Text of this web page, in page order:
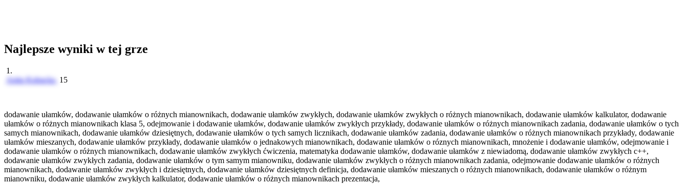
Najlepsze wyniki w tej grze
1.
Anita Kubacka 15
dodawanie ułamków, dodawanie ułamków o różnych mianownikach, dodawanie ułamków zwykłych, dodawanie ułamków zwykłych o różnych mianownikach, dodawanie ułamków kalkulator, dodawanie
ułamków o różnych mianownikach klasa 5, odejmowanie i dodawanie ułamków, dodawanie ułamków zwykłych przykłady, dodawanie ułamków o różnych mianownikach zadania, dodawanie ułamków o tych
samych mianownikach, dodawanie ułamków dziesiętnych, dodawanie ułamków o tych samych licznikach, dodawanie ułamków zadania, dodawanie ułamków o różnych mianownikach przykłady, dodawanie
ułamków mieszanych, dodawanie ułamków przykłady, dodawanie ułamków o jednakowych mianownikach, dodawanie ułamków o róznych mianownikach, mnożenie i dodawanie ułamków, odejmowanie i
dodawanie ułamków o różnych mianownikach, dodawanie ułamków zwykłych ćwiczenia, matematyka dodawanie ułamków, dodawanie ułamków z niewiadomą, dodawanie ułamków zwykłych c++,
dodawanie ułamków zwykłych zadania, dodawanie ułamków o tym samym mianowniku, dodawanie ułamków zwykłych o różnych mianownikach zadania, odejmowanie dodawanie ułamków o różnych
mianownikach, dodawanie ułamków zwykłych i dziesiętnych, dodawanie ułamków dziesiętnych definicja, dodawanie ułamków mieszanych o różnych mianownikach, dodawanie ułamków o różnym
mianowniku, dodawanie ułamków zwykłych kalkulator, dodawanie ułamków o różnych mianownikach prezentacja,